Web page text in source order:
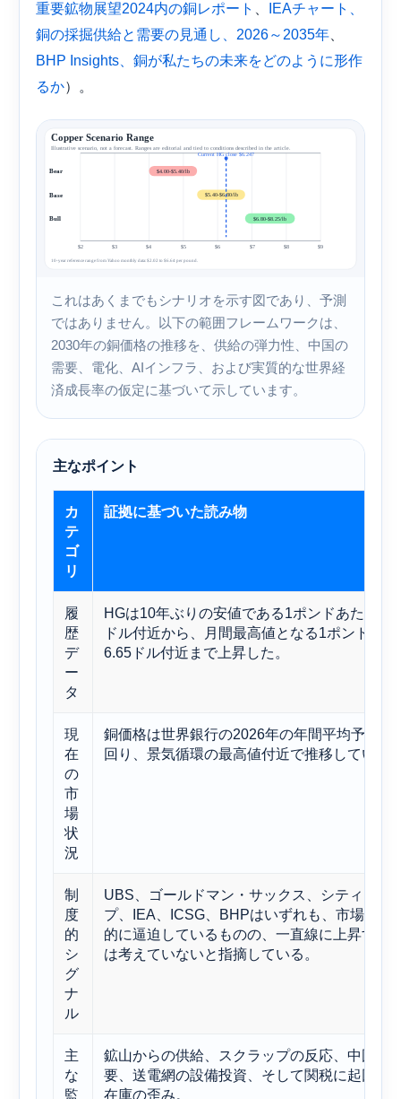
重要鉱物展望2024内の銅レポート
IEAチャート、
銅の採掘供給と需要の見通し、2026～2035年
BHP Insights、銅が私たちの未来をどのように形作
るか）。
これはあくまでもシナリオを示す図であり、予測
ではありません。以下の範囲フレームワークは、
2030年の銅価格の推移を、供給の弾力性、中国の
需要、電化、AIインフラ、および実質的な世界経
済成長率の仮定に基づいて示しています。
主なポイント
カ
テ
ゴ
リ
証拠に基づいた読み物
履
歴
デ
ー
タ
HGは10年ぶりの安値である1ポンドあたり
ドル付近から、月間最高値となる1ポンドあ
6.65ドル付近まで上昇した。
現
在
の
市
場
状
況
銅価格は世界銀行の2026年の年間平均予測を
回り、景気循環の最高値付近で推移している
制
度
的
シ
グ
ナ
ル
UBS、ゴールドマン・サックス、シティグル
プ、IEA、ICSG、BHPはいずれも、市場は構
的に逼迫しているものの、一直線に上昇する
は考えていないと指摘している。
主
な
監
鉱山からの供給、スクラップの反応、中国の
要、送電網の設備投資、そして関税に起因す
在庫の歪み。